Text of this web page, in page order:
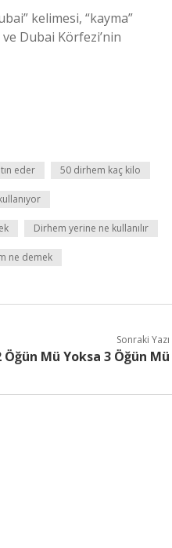
kelimesi, “kayma”
Dubai Körfezi’nin
eder 50 dirhem kaç kilo
Dirhem yerine ne kullanılır
ne demek
Sonraki Yazı
Öğün Mü Yoksa 3 Öğün Mü